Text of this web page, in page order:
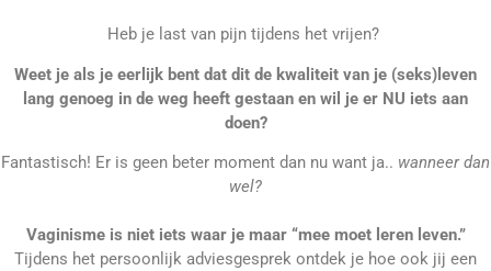
Heb je last van pijn tijdens het vrijen?
Weet je als je eerlijk bent dat dit de kwaliteit van je (seks)leven
lang genoeg in de weg heeft gestaan en wil je er NU iets aan
doen?
Fantastisch! Er is geen beter moment dan nu want ja.. wanneer dan
wel?
Vaginisme is niet iets waar je maar “mee moet leren leven.”
Tijdens het persoonlijk adviesgesprek ontdek je hoe ook jij een